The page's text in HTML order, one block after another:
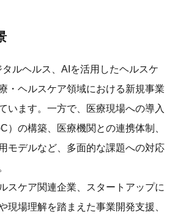
ルヘルス、AIを活用したヘルスケ
・ヘルスケア領域における新規事業
います。一方で、医療現場への導入
）の構築、医療機関との連携体制、
モデルなど、多面的な課題への対応
スケア関連企業、スタートアップに
現場理解を踏まえた事業開発支援、